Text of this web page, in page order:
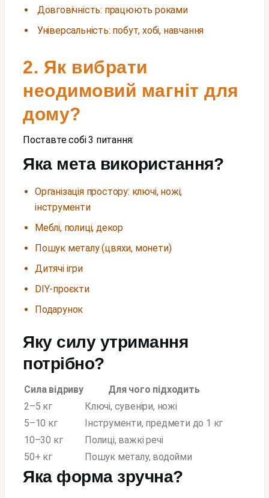
Довговічність: працюють роками
Універсальність: побут, хобі, навчання
2. Як вибрати
неодимовий магніт для
дому?
Поставте собі 3 питання:
Яка мета використання?
Організація простору: ключі, ножі,
інструменти
Меблі, полиці, декор
Пошук металу (цвяхи, монети)
Дитячі ігри
DIY-проєкти
Подарунок
Яку силу утримання
потрібно?
Сила відриву
Для чого підходить
2–5 кг
Ключі, сувеніри, ножі
5–10 кг
Інструменти, предмети до 1 кг
10–30 кг
Полиці, важкі речі
50+ кг
Пошук металу, водойми
Яка форма зручна?